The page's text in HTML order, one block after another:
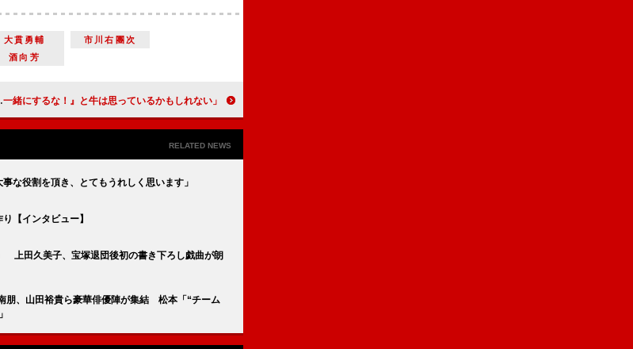
大貫勇輔
市川右團次
酒向芳
目黒蓮、食べるのが遅い子だったので「前世は牛」 大泉洋「『おまえと一緒にするな！』と牛は思っているかもしれない」
RELATED NEWS
な役割を頂き、とてもうれしく思います」
【インタビュー】
上田久美子、宝塚退団後初の書き下ろし戯曲が朗
朋、山田裕貴ら豪華俳優陣が集結 松本「“チーム